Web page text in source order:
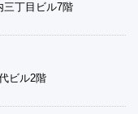
三丁目ビル7階
ビル2階